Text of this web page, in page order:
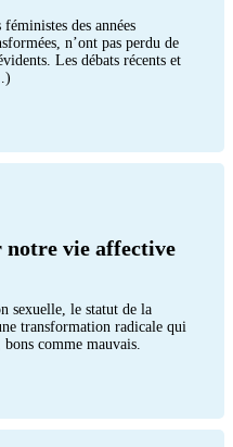
des années
n’ont pas perdu de
Les débats récents et
notre vie affective
sexuelle, le statut de la
transformation radicale qui
comme mauvais.